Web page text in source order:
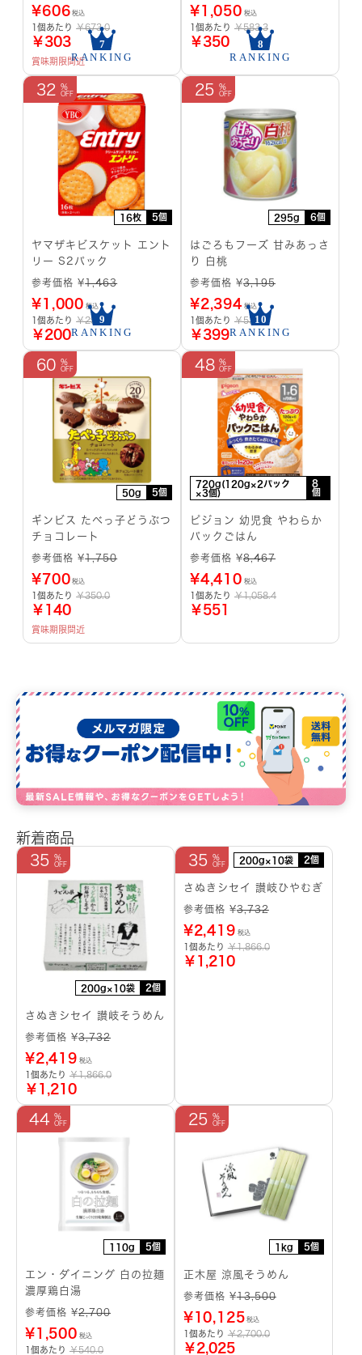
¥606 税込
1個あたり￥673.0
￥303
賞味期限間近
¥1,050 税込
1個あたり ￥583.3
￥350
16枚 5個
32
ヤマザキビスケット エント
リー S2パック
参考価格 ¥1,463
¥1,000 税込
1個あたり￥292.6
￥200
295g 6個
25
はごろもフーズ 甘みあっさ
り 白桃
参考価格 ¥3,195
¥2,394 税込
1個あたり ￥532.5
￥399
50g 5個
60
ギンビス たべっ子どうぶつ
チョコレート
参考価格 ¥1,750
¥700 税込
1個あたり￥350.0
￥140
賞味期限間近
720g(120g×2パック
×3個)
8
個
48
ピジョン 幼児食 やわらか
パックごはん
参考価格 ¥8,467
¥4,410 税込
1個あたり ￥1,058.4
￥551
新着商品
200g×10袋 2個
35
さぬきシセイ 讃岐そうめん
参考価格 ¥3,732
¥2,419 税込
1個あたり ￥1,866.0
￥1,210
200g×10袋 2個
35
さぬきシセイ 讃岐ひやむぎ
参考価格 ¥3,732
¥2,419 税込
1個あたり ￥1,866.0
￥1,210
110g 5個
44
エン・ダイニング 白の拉麺
濃厚鶏白湯
参考価格 ¥2,700
¥1,500 税込
1個あたり ￥540.0
1kg 5個
25
正木屋 涼風そうめん
参考価格 ¥13,500
¥10,125 税込
1個あたり ￥2,700.0
￥2,025